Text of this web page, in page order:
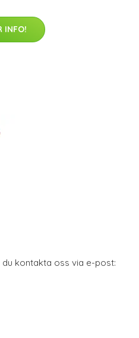
INFO!
kontakta oss via e-post: